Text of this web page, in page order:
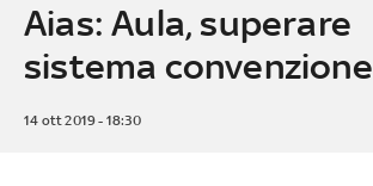
Aias: Aula, superare
sistema convenzione
14 ott 2019 - 18:30